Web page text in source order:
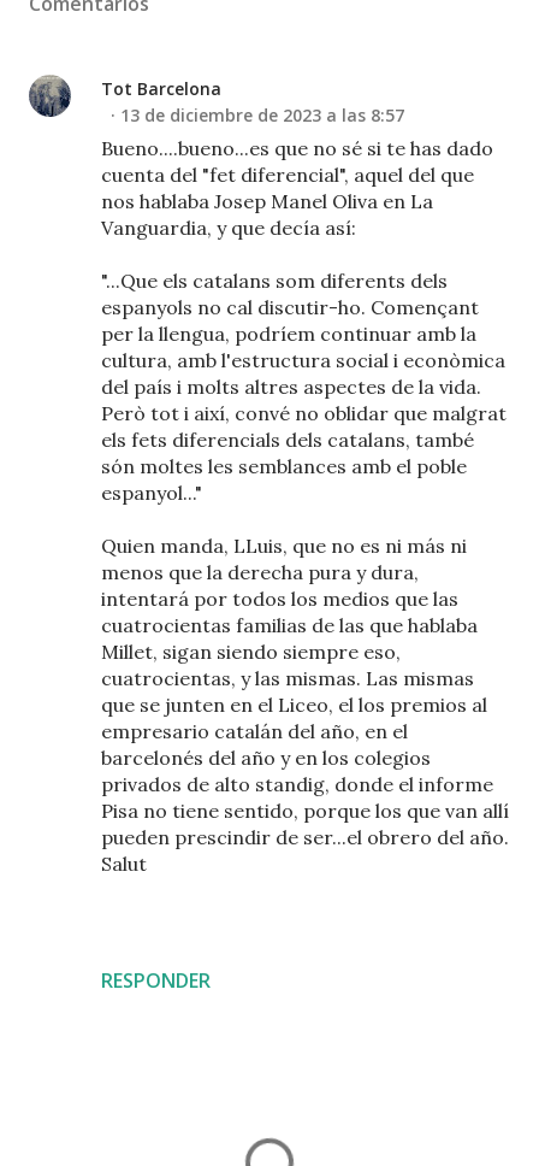
Tot Barcelona
13 de diciembre de 2023 a las 8:57
Bueno....bueno...es que no sé si te has dado
cuenta del "fet diferencial", aquel del que
nos hablaba Josep Manel Oliva en La
Vanguardia, y que decía así:
"...Que els catalans som diferents dels
espanyols no cal discutir-ho. Començant
per la llengua, podríem continuar amb la
cultura, amb l'estructura social i econòmica
del país i molts altres aspectes de la vida.
Però tot i així, convé no oblidar que malgrat
els fets diferencials dels catalans, també
són moltes les semblances amb el poble
espanyol..."
Quien manda, LLuis, que no es ni más ni
menos que la derecha pura y dura,
intentará por todos los medios que las
cuatrocientas familias de las que hablaba
Millet, sigan siendo siempre eso,
cuatrocientas, y las mismas. Las mismas
que se junten en el Liceo, el los premios al
empresario catalán del año, en el
barcelonés del año y en los colegios
privados de alto standig, donde el informe
Pisa no tiene sentido, porque los que van allí
pueden prescindir de ser...el obrero del año.
Salut
RESPONDER